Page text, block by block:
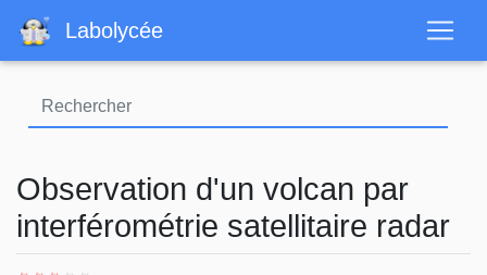
contenu
Labolycée
Observation d'un volcan par
interférométrie satellitaire radar